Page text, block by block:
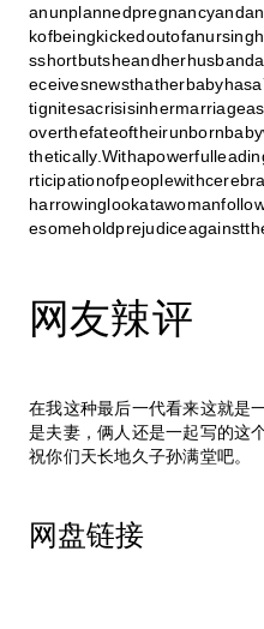
网友辣评
在我这种最后一代看来这就是
是夫妻，俩人还是一起写的这
祝你们天长地久子孙满堂吧。
网盘链接